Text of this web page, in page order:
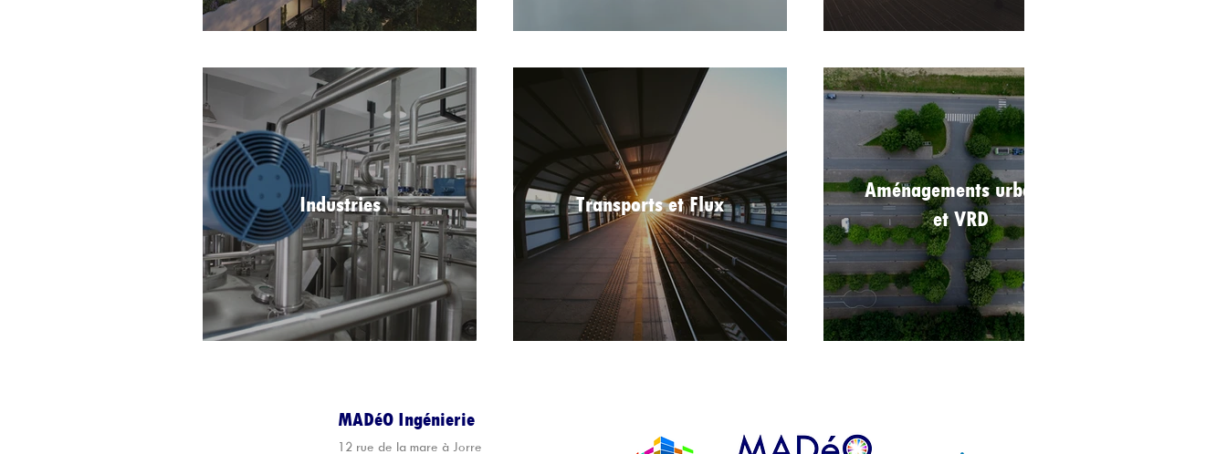
Industries Transports et Flux
Aménagements urbains
et VRD
MADéO Ingénierie
12 rue de la mare à Jorre